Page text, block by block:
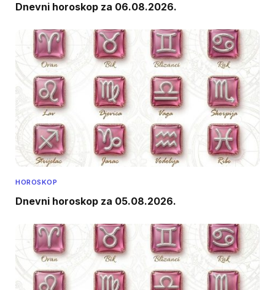
Dnevni horoskop za 06.08.2026.
HOROSKOP
Dnevni horoskop za 05.08.2026.